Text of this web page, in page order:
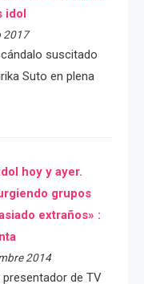
idol
2017
suscitado
Suto en plena
hoy y ayer.
grupos
extraños» :
2014
presentador de TV